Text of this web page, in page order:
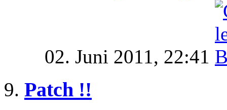
02. Juni 2011, 22:41
Patch !!